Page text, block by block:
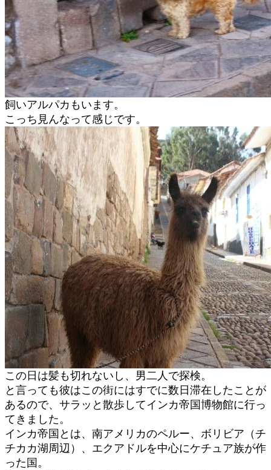
飼いアルパカもいます。
こっち見んなって感じです。
この日は髪も切れないし、男二人で探検。
と言っても彼はこの街にはすでに数日滞在したことが
あるので、サラッと散歩してインカ帝国博物館に行っ
てきました。
インカ帝国とは、南アメリカのペルー、ボリビア（チ
チカカ湖周辺）、エクアドルを中心にケチュア族が作
った国。